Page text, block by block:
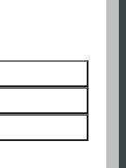
de nieuwe